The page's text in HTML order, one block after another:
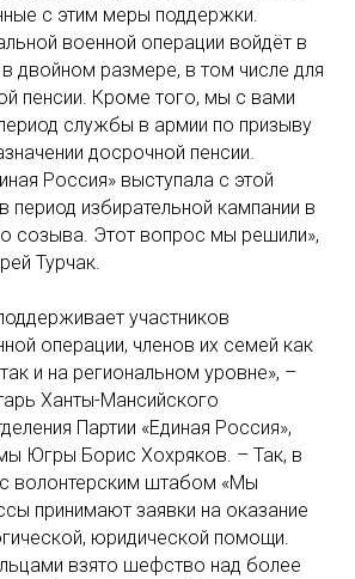
с этим меры поддержки.
военной операции войдёт в
двойном размере, в том числе для
пенсии. Кроме того, мы с вами
службы в армии по призыву
досрочной пенсии.
Россия» выступала с этой
период избирательной кампании в
созыва. Этот вопрос мы решили»,
Турчак.
участников
операции, членов их семей как
и на региональном уровне», –
Ханты-Мансийского
Партии «Единая Россия»,
Югры Борис Хохряков. – Так, в
волонтерским штабом «Мы
принимают заявки на оказание
юридической помощи.
взято шефство над более